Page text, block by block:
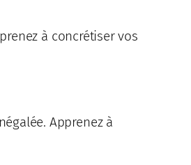
à concrétiser vos
Apprenez à